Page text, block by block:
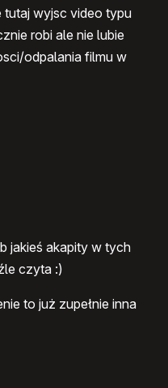
wyjsc video typu
robi ale nie lubie
odpalania filmu w
jakieś akapity w tych
czyta :)
to już zupełnie inna